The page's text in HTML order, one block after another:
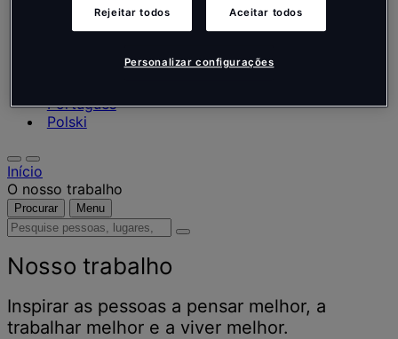
Deutsch
Nederlands
Português
Polski
Início
O nosso trabalho
Procurar Menu
Pesquise
lugares,
notícias
e
insights
Nosso trabalho
Inspirar as pessoas a pensar melhor, a
trabalhar melhor e a viver melhor.
Rejeitar todos Aceitar todos
Personalizar configurações